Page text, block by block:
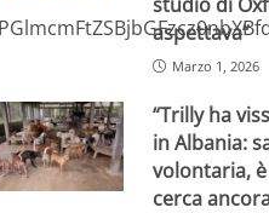
aspettava”
Marzo 1, 2026
“Trilly ha
in Albania:
volontaria,
cerca